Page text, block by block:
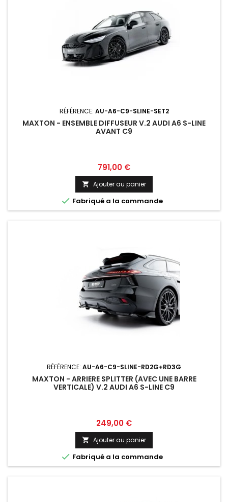
RÉFÉRENCE: AU-A6-C9-SLINE-SET2
MAXTON - ENSEMBLE DIFFUSEUR V.2 AUDI A6 S-LINE
AVANT C9
Prix
791,00 €
 Ajouter au panier
 Fabriqué a la commande
RÉFÉRENCE: AU-A6-C9-SLINE-RD2G+RD3G
MAXTON - ARRIERE SPLITTER (AVEC UNE BARRE
VERTICALE) V.2 AUDI A6 S-LINE C9
Prix
249,00 €
 Ajouter au panier
 Fabriqué a la commande